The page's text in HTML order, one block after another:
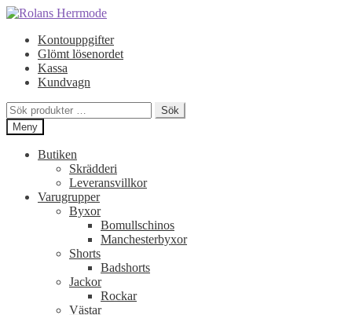
Hoppa
navigering
Hoppa
innehållKontouppgifter
Glömt lösenordet
Kassa
Kundvagn
Sök
efter:
Sök
Meny
Butiken
Skrädderi
Leveransvillkor
Varugrupper
Byxor
Bomullschinos
Manchesterbyxor
Shorts
Badshorts
Jackor
Rockar
Västar